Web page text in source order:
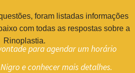
foram listadas informações
com todas as respostas sobre a
Rinoplastia.
para agendar um horário
e conhecer mais detalhes.